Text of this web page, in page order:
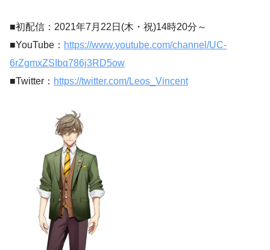
■初配信：2021年7月22日(木・祝)14時20分～
■YouTube： https://www.youtube.com/channel/UC-
6rZgmxZSIbq786j3RD5ow
■Twitter： https://twitter.com/Leos_Vincent